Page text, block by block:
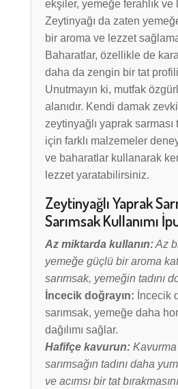
ekşiler, yemeğe ferahlık ve
Zeytinyağı da zaten
bir aroma ve lezzet
Baharatlar, özellikle de
daha da zengin bir tat
Unutmayın ki, mutfak
alanıdır. Kendi damak
zeytinyağlı yaprak
için farklı malzemeler
ve baharatlar kullanarak
lezzet yaratabilirsiniz.
Zeytinyağlı Yaprak
Sarımsak Kullanımı
Az miktarda kullanın:Az
yemeğe güçlü bir aroma
sarımsak, yemeğin tadını
İncecik doğrayın: İncecik
sarımsak, yemeğe daha
dağılımı sağlar.
Hafifçe kavurun:Kavurma
sarımsağın tadını daha
ve acımsı bir tat